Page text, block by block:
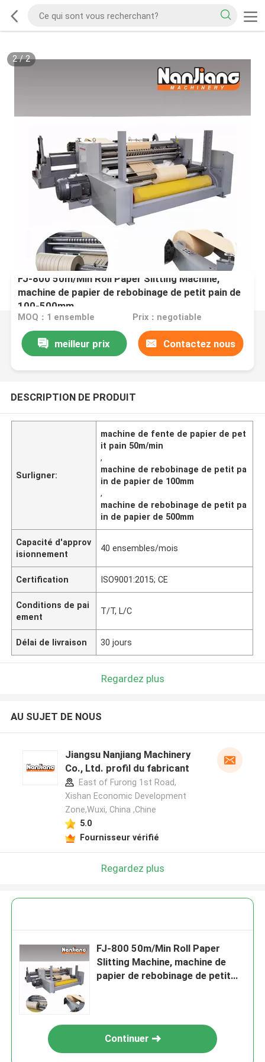
2/2
FJ-800 50m/Min Roll Paper Slitting Machine,
machine de papier de rebobinage de petit pain de
100-500mm
MOQ：1 ensemble Prix：negotiable
meilleur prix Contactez nous
DESCRIPTION DE PRODUIT
Surligner:
machine de fente de papier de pet
it pain 50m/min
,
machine de rebobinage de petit pa
in de papier de 100mm
,
machine de rebobinage de petit pa
in de papier de 500mm
Capacité d'approv
isionnement
40 ensembles/mois
Certification ISO9001:2015; CE
Conditions de pai
ement
T/T, L/C
Délai de livraison 30 jours
Regardez plus
AU SUJET DE NOUS
Jiangsu Nanjiang Machinery
Co., Ltd. profil du fabricant
East of Furong 1st Road,
Xishan Economic Development
Zone,Wuxi, China ,Chine
5.0
Fournisseur vérifié
Regardez plus
FJ-800 50m/Min Roll Paper
Slitting Machine, machine de
papier de rebobinage de petit
Continuer